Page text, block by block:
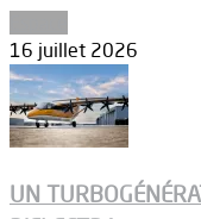
16 juillet 2026
UN